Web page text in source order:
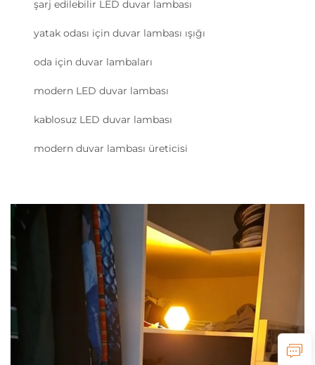
şarj edilebilir LED duvar lambası
yatak odası için duvar lambası ışığı
oda için duvar lambaları
modern LED duvar lambası
kablosuz LED duvar lambası
modern duvar lambası üreticisi